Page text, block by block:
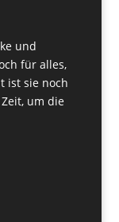
und
für alles,
ist sie noch
um die